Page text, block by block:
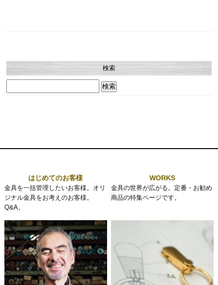
検索
索:
はじめてのお客様
金具を一括管理したいお客様。オリ
ジナル金具をお考えのお客様。
Q&A。
WORKS
金具の世界が広がる。定番・お勧め
商品の特集ページです。